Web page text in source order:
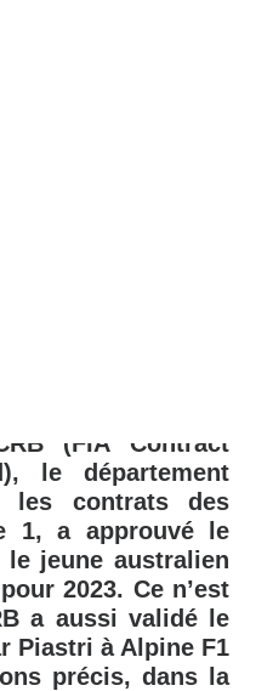
dans le
D’après une
(FIA Contract
le département
les contrats des
1, a approuvé le
jeune australien
2023. Ce n’est
a aussi validé le
Piastri à Alpine F1
précis, dans la